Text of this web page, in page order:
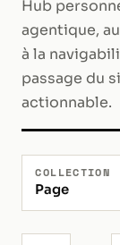
Hub
agentique,
à la
passage du
actionnable.
COLLECTION
Page